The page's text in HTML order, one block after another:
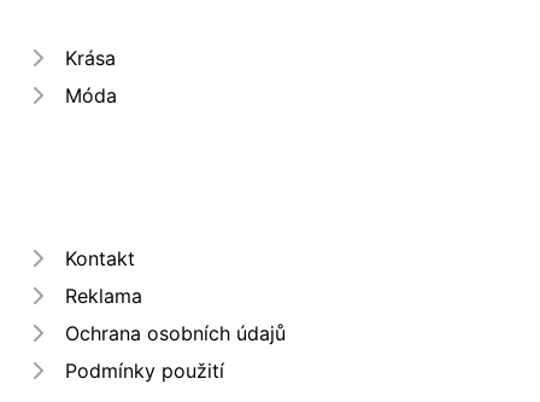
Krása
Móda
Kontakt
Reklama
Ochrana osobních údajů
Podmínky použití